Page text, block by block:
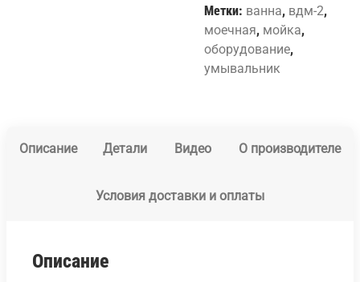
Метки: ванна, вдм-2,
моечная, мойка,
оборудование,
умывальник
Описание Детали Видео О производителе
Условия доставки и оплаты
Описание